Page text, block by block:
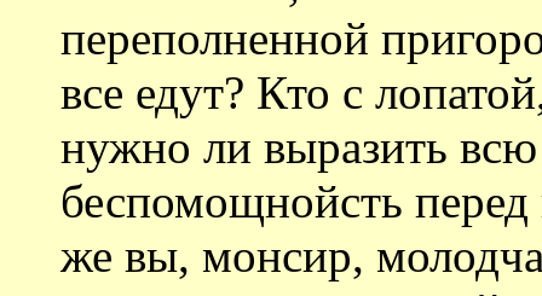
переполненной
все едут? Кто с
нужно ли выразить
беспомощнойсть
же вы, монсир,